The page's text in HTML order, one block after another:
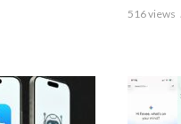
516 views